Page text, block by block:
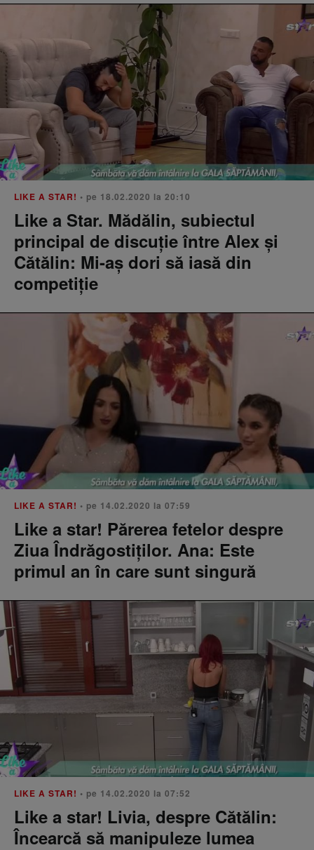
LIKE A STAR! • pe 18.02.2020 la 20:10
Like a Star. Mădălin, subiectul
principal de discuție între Alex și
Cătălin: Mi-aș dori să iasă din
competiție
LIKE A STAR! • pe 14.02.2020 la 07:59
Like a star! Părerea fetelor despre
Ziua Îndrăgostiților. Ana: Este
primul an în care sunt singură
LIKE A STAR! • pe 14.02.2020 la 07:52
Like a star! Livia, despre Cătălin:
Încearcă să manipuleze lumea